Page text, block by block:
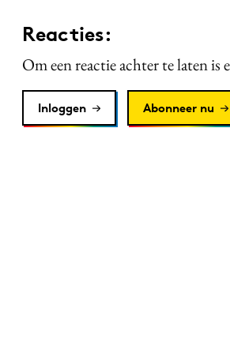
Reacties:
Om een reactie achter te laten is
Inloggen Abonneer nu